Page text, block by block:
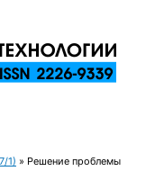
1) » Решение проблемы